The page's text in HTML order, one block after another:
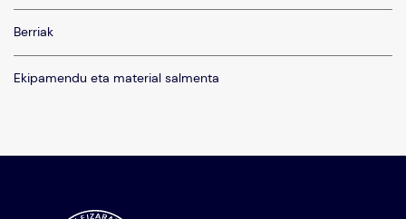
Berriak
Ekipamendu eta material salmenta